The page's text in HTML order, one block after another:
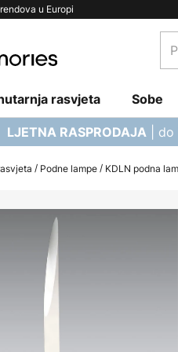
u Europi
rasvjeta Sobe
LJETNA RASPRODAJA |
Podne lampe KDLN podna